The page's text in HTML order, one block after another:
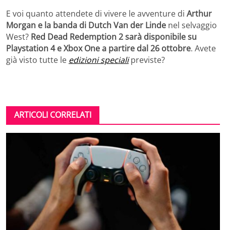
E voi quanto attendete di vivere le avventure di Arthur
Morgan e la banda di Dutch Van der Linde nel selvaggio
West? Red Dead Redemption 2 sarà disponibile su
Playstation 4 e Xbox One a partire dal 26 ottobre. Avete
già visto tutte le edizioni specialipreviste?
ARTICOLI CORRELATI